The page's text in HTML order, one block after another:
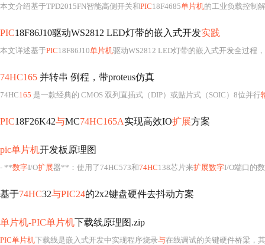
本文介绍基于TPD2015FN智能高侧开关和PIC18F4685单片机的工业负载控制解决方案，涵盖感性负
PIC18F86J10驱动WS2812 LED灯带的嵌入式开发实践
本文详述基于PIC18F86J10单片机驱动WS2812 LED灯带的嵌入式开发全过程，涵盖硬件设计（供电要求、信号匹配）、底层驱动（单线归零码时序实现、GRB数据格式处理）
74HC165 并转串 例程，带proteus仿真
74HC165 是一款经典的 CMOS 双列直插式（DIP）或贴片式（SOIC）8位并行
PIC18F26K42与MC74HC165A实现高效IO扩展方案
pic单片机开发板原理图
- **数字I/O扩展器**：使用了74HC573和74HC138芯片来扩展数字I/O端口的
基于74HC32与PIC24的2x2键盘硬件去抖动方案
单片机-PIC单片机下载线原理图.zip
PIC单片机下载线是嵌入式开发中实现程序烧录与在线调试的关键硬件桥梁，